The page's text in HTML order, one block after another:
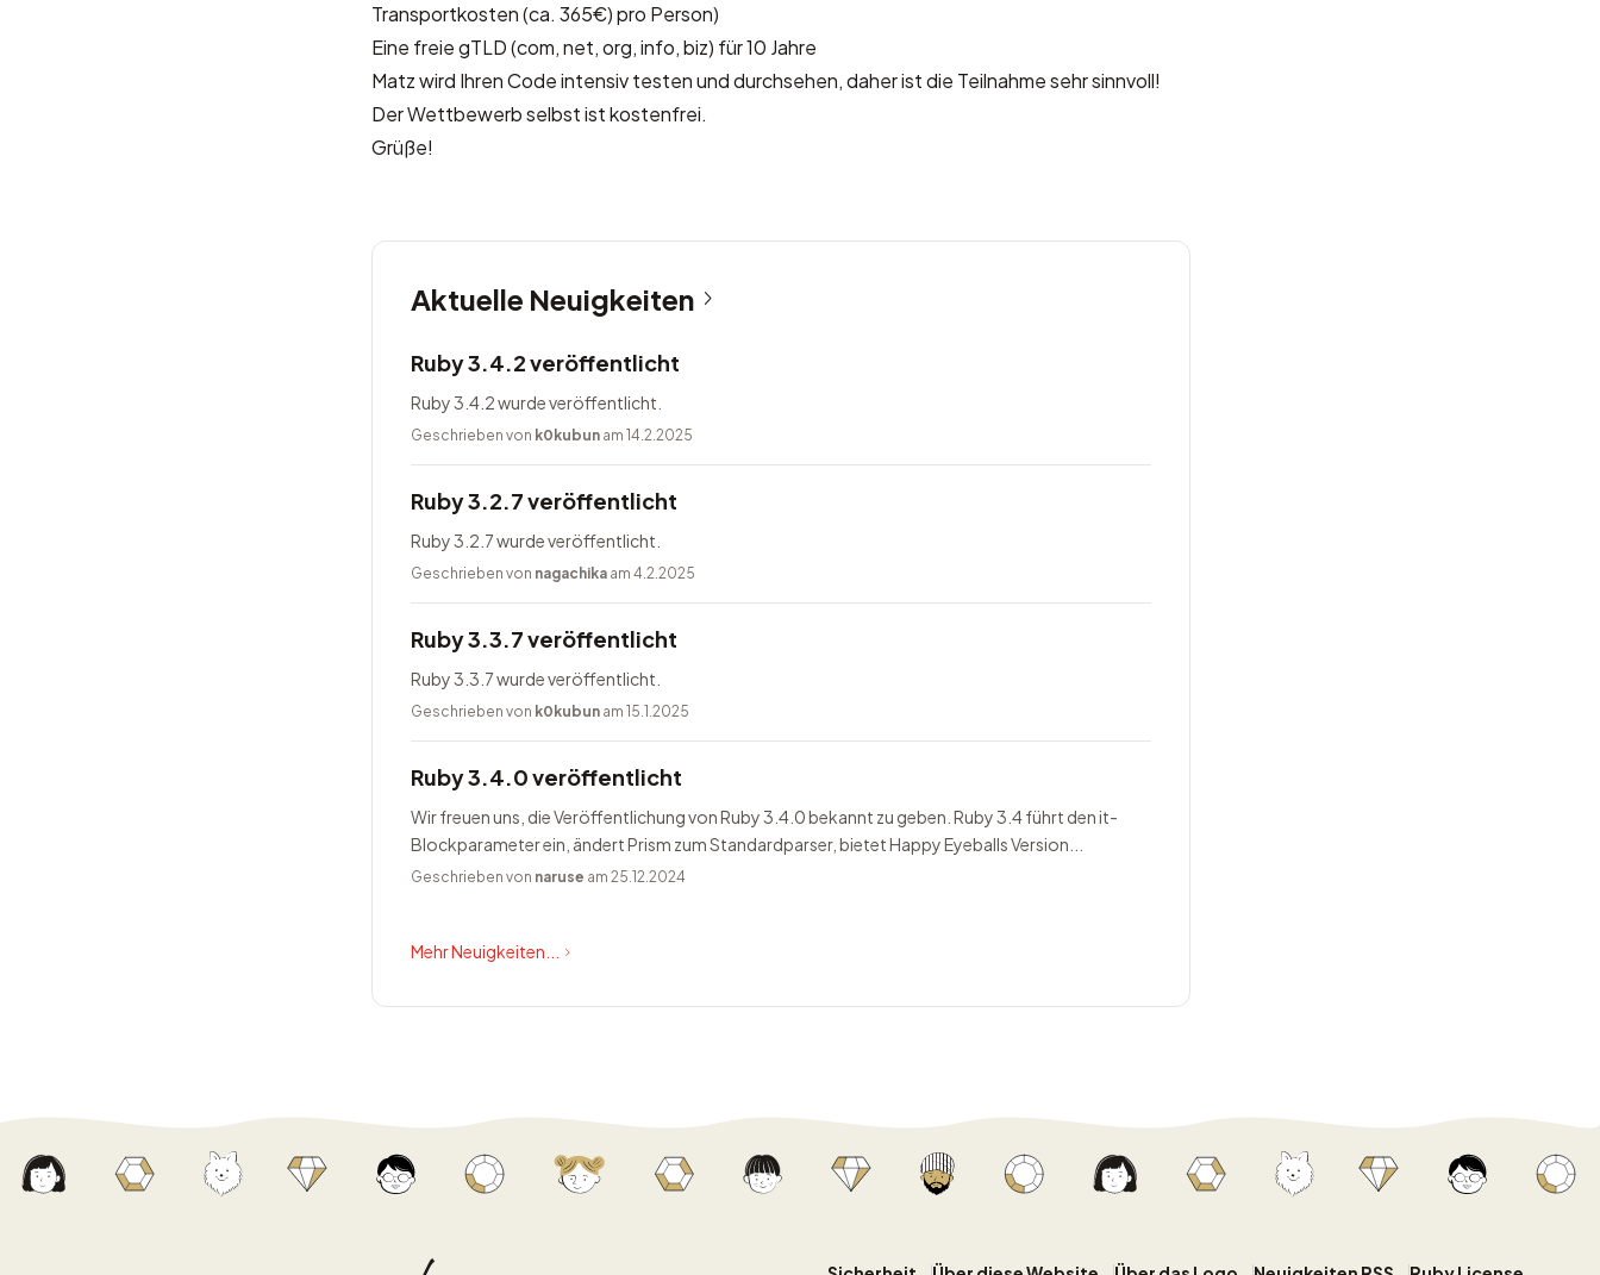
Transportkosten (ca. 365€) pro Person)
Eine freie gTLD (com, net, org, info, biz) für 10 Jahre
Matz wird Ihren Code intensiv testen und durchsehen, daher ist die Teilnahme sehr sinnvoll!
Der Wettbewerb selbst ist kostenfrei.
Grüße!
Aktuelle Neuigkeiten
Ruby 3.4.2 veröffentlicht
Ruby 3.4.2 wurde veröffentlicht.
Geschrieben von k0kubun am 14.2.2025
Ruby 3.2.7 veröffentlicht
Ruby 3.2.7 wurde veröffentlicht.
Geschrieben von nagachika am 4.2.2025
Ruby 3.3.7 veröffentlicht
Ruby 3.3.7 wurde veröffentlicht.
Geschrieben von k0kubun am 15.1.2025
Ruby 3.4.0 veröffentlicht
Wir freuen uns, die Veröffentlichung von Ruby 3.4.0 bekannt zu geben. Ruby 3.4 führt den it-
Blockparameter ein, ändert Prism zum Standardparser, bietet Happy Eyeballs Version...
Geschrieben von naruse am 25.12.2024
Mehr Neuigkeiten...